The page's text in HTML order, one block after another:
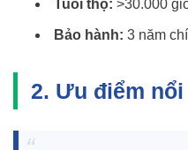
Tuổi thọ: >30.000
Bảo hành: 3 năm
2. Ưu điểm